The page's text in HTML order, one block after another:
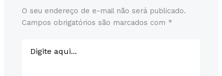
O seu endereço de e-mail não será publicado.
Campos obrigatórios são marcados com *
aqui...